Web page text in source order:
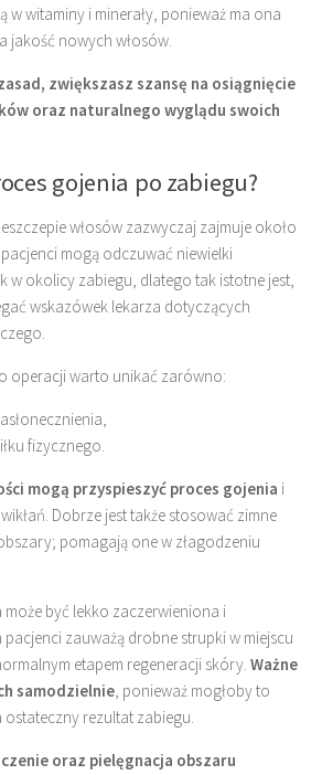
w witaminy i minerały, ponieważ ma ona
jakość nowych włosów.
zwiększasz szansę na osiągnięcie
oraz naturalnego wyglądu swoich
gojenia po zabiegu?
włosów zazwyczaj zajmuje około
mogą odczuwać niewielki
w okolicy zabiegu, dlatego tak istotne jest,
wskazówek lekarza dotyczących
operacji warto unikać zarówno:
fizycznego.
mogą przyspieszyć proces gojenia i
Dobrze jest także stosować zimne
pomagają one w złagodzeniu
być lekko zaczerwieniona i
zauważą drobne strupki w miejscu
etapem regeneracji skóry. Ważne
samodzielnie, ponieważ mogłoby to
ostateczny rezultat zabiegu.
oraz pielęgnacja obszaru